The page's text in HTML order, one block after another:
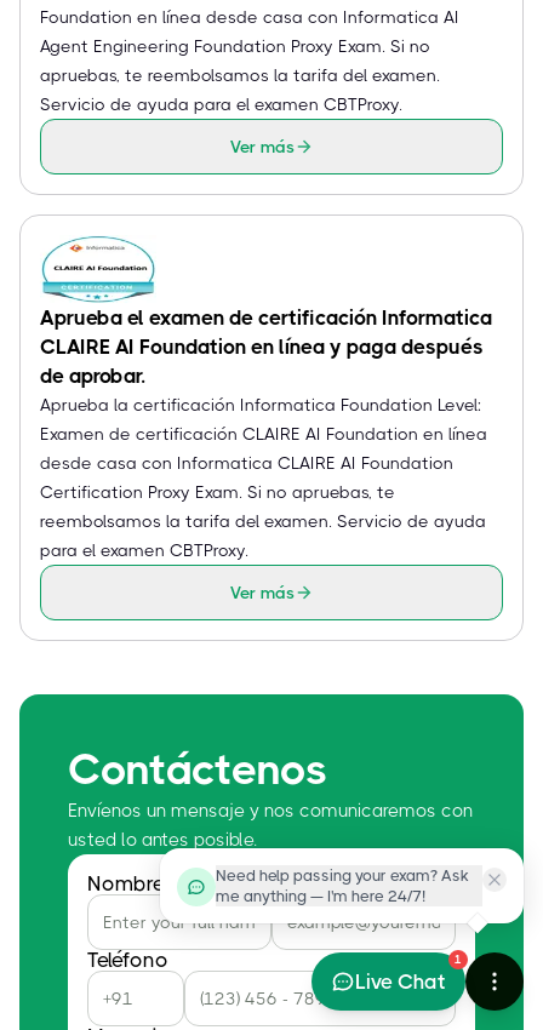
Foundation en línea desde casa con Informatica AI
Agent Engineering Foundation Proxy Exam. Si no
apruebas, te reembolsamos la tarifa del examen.
Servicio de ayuda para el examen CBTProxy.
Ver más
Aprueba el examen de certificación Informatica
CLAIRE AI Foundation en línea y paga después
de aprobar.
Aprueba la certificación Informatica Foundation Level:
Examen de certificación CLAIRE AI Foundation en línea
desde casa con Informatica CLAIRE AI Foundation
Certification Proxy Exam. Si no apruebas, te
reembolsamos la tarifa del examen. Servicio de ayuda
para el examen CBTProxy.
Ver más
Contáctenos
Envíenos un mensaje y nos comunicaremos con
usted lo antes posible.
Nombre Correo electrónico
Teléfono
Need help passing your exam? Ask
me anything — I'm here 24/7!
1
Live Chat